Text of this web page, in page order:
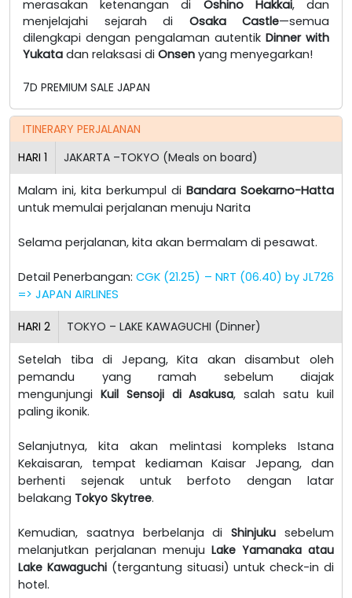
merasakan ketenangan di Oshino Hakkai, dan
menjelajahi sejarah di Osaka Castle—semua
dilengkapi dengan pengalaman autentik Dinner with
Yukata dan relaksasi di Onsen yang menyegarkan!
7D PREMIUM SALE JAPAN
ITINERARY PERJALANAN
HARI 1 JAKARTA –TOKYO (Meals on board)
Malam ini, kita berkumpul di Bandara Soekarno-Hatta
untuk memulai perjalanan menuju Narita
Selama perjalanan, kita akan bermalam di pesawat.
Detail Penerbangan:CGK (21.25) – NRT (06.40) by JL726
=> JAPAN AIRLINES
HARI 2 TOKYO – LAKE KAWAGUCHI (Dinner)
Setelah tiba di Jepang, Kita akan disambut oleh
pemandu yang ramah sebelum diajak
mengunjungi Kuil Sensoji di Asakusa, salah satu kuil
paling ikonik.
Selanjutnya, kita akan melintasi kompleks Istana
Kekaisaran, tempat kediaman Kaisar Jepang, dan
berhenti sejenak untuk berfoto dengan latar
belakang Tokyo Skytree.
Kemudian, saatnya berbelanja diShinjuku sebelum
melanjutkan perjalanan menuju Lake Yamanaka atau
Lake Kawaguchi(tergantung situasi) untuk check-in di
hotel.